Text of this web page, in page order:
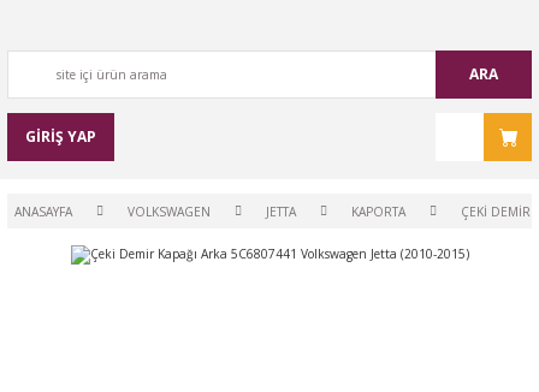
ARA
GİRİŞ YAP
ANASAYFA VOLKSWAGEN JETTA KAPORTA ÇEKI DEMIR